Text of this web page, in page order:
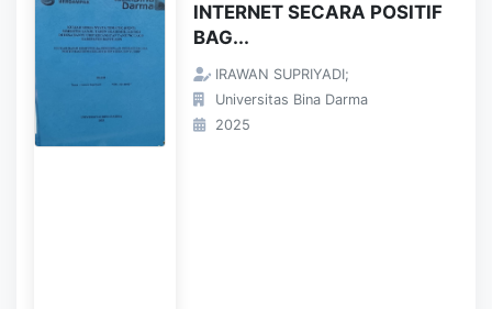
INTERNET SECARA POSITIF
BAG...
IRAWAN SUPRIYADI;
Universitas Bina Darma
2025